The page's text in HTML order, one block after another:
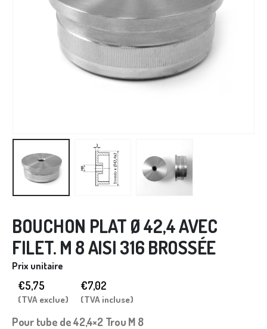
BOUCHON PLAT Ø 42,4 AVEC
FILET. M 8 AISI 316 BROSSÉE
Prix unitaire
€5,75
(TVA exclue)
€7,02
(TVA incluse)
Pour tube de 42,4×2 Trou M 8